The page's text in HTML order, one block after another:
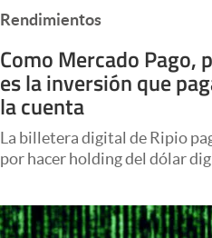
Columnistas
Otras secciones
Apertura
Clase
Rendimientos
Como Mercado Pago,
es la inversión que
la cuenta
La billetera digital de Ripio
por hacer holding del dólar